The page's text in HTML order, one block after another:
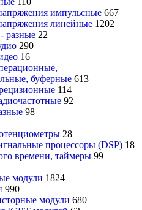
импульсные 667
линейные 1202
разные 22
290
16
буферные 613
114
92
98
28
процессоры (DSP) 18
времени, таймеры 99
модули 1824
990
модули 680